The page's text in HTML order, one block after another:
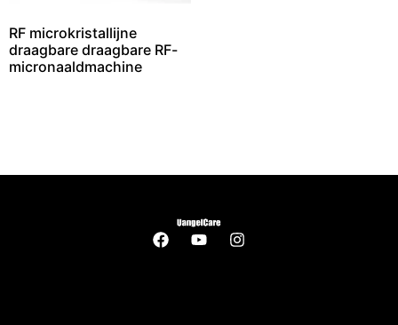
RF microkristallijne
draagbare draagbare RF-
micronaaldmachine